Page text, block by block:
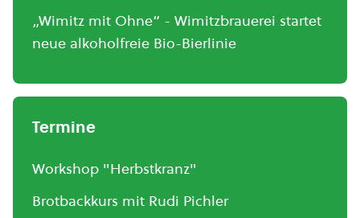
„Wimitz mit Ohne“ - Wimitzbrauerei startet
neue alkoholfreie Bio-Bierlinie
Termine
Workshop "Herbstkranz"
Brotbackkurs mit Rudi Pichler